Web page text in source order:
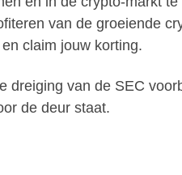
van de groeiende
claim jouw korting.
dreiging van de SEC
de deur staat.